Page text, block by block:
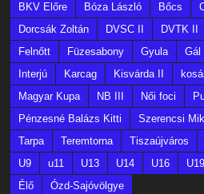
BKV Előre Bóza László Bőcs
Dorcsák Zoltán
DVSC II DVTK II
Felnőtt
Füzesabony Gyula Gál
Interjú
Karcag Kisvárda II
Magyar Kupa
NB III Női foci
Pénzesné Balázs Kitti
Szerencsi
Tarpa
Teremtorna Tiszaújváros
U9
u11 U13 U14 U16 U19
Élő
Ózd-Sajóvölgye